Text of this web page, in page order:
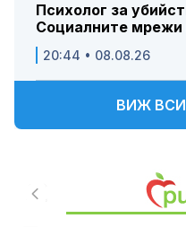
Психолог за
Социалните мрежи
20:44 • 08.08.26
ВИЖ